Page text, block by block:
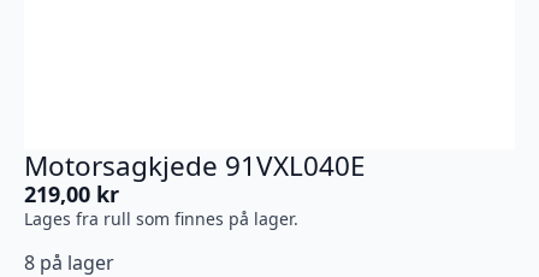
Motorsagkjede 91VXL040E
219,00 kr
Lages fra rull som finnes på lager.
8 på lager